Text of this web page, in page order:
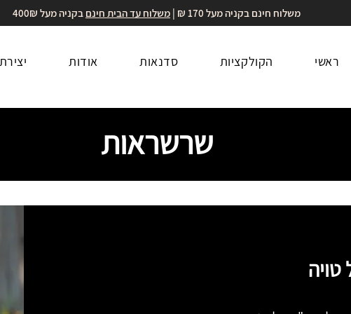
משלוח חינם בקניה מעל 170 ₪ | משלוח עד הבית חינם בקניה מעל 400₪
ראשי הקולקציות סדנאות אודות
שרשראות